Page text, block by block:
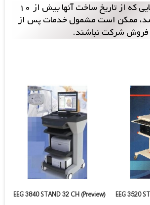
: دستگاه‌هایی که از تاریخ ساخت آنها بیش از ۱۰
ممکن است مشمول خدمات پس از
فروش شرکت نباشند.
EEG 3520
EEG 3840 STAND 32 CH (Preview)